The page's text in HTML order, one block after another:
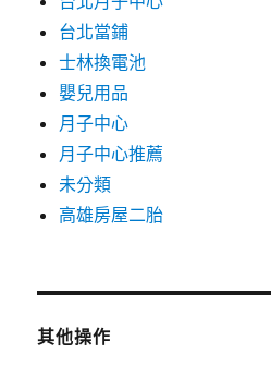
台北當鋪
士林換電池
嬰兒用品
月子中心
月子中心推薦
未分類
高雄房屋二胎
其他操作